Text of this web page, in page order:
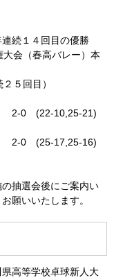
続１４回目の優勝
会（春高バレー）本
５回目）
2-0 (22-10,25-21)
2-0 (25-17,25-16)
抽選会後にご案内い
願いいたします。
高等学校卓球新人大